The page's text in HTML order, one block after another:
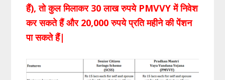
हैं), तो कुल मिलाकर 30 लाख रुपये PMVVY में निवेश
कर सकते हैं और 20,000 रुपये प्रति महीने की पेंशन
पा सकते हैं|